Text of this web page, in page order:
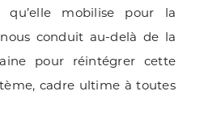
qu’elle mobilise pour la
conduit au-delà de la
pour réintégrer cette
cadre ultime à toutes